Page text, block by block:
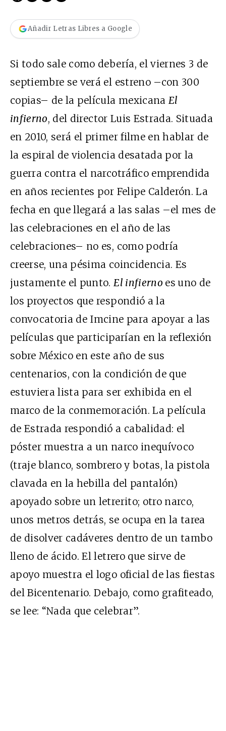
Añadir Letras Libres a Google
Si todo sale como debería, el viernes 3 de
septiembre se verá el estreno –con 300
copias– de la película mexicana El
infierno, del director Luis Estrada. Situada
en 2010, será el primer filme en hablar de
la espiral de violencia desatada por la
guerra contra el narcotráfico emprendida
en años recientes por Felipe Calderón. La
fecha en que llegará a las salas –el mes de
las celebraciones en el año de las
celebraciones– no es, como podría
creerse, una pésima coincidencia. Es
justamente el punto. El infierno es uno de
los proyectos que respondió a la
convocatoria de Imcine para apoyar a las
películas que participarían en la reflexión
sobre México en este año de sus
centenarios, con la condición de que
estuviera lista para ser exhibida en el
marco de la conmemoración. La película
de Estrada respondió a cabalidad: el
póster muestra a un narco inequívoco
(traje blanco, sombrero y botas, la pistola
clavada en la hebilla del pantalón)
apoyado sobre un letrerito; otro narco,
unos metros detrás, se ocupa en la tarea
de disolver cadáveres dentro de un tambo
lleno de ácido. El letrero que sirve de
apoyo muestra el logo oficial de las fiestas
del Bicentenario. Debajo, como grafiteado,
se lee: “Nada que celebrar”.